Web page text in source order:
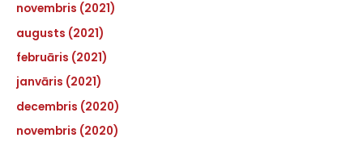
novembris (2021)
augusts (2021)
februāris (2021)
janvāris (2021)
decembris (2020)
novembris (2020)